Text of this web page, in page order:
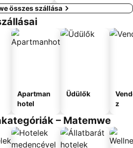
összes szállása
Apartman
hotel
Üdülők
z
– Matemwe